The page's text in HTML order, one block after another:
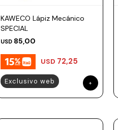
KAWECO Lápiz Mecánico
SPECIAL
USD 85,00
USD 72,25
Exclusivo web